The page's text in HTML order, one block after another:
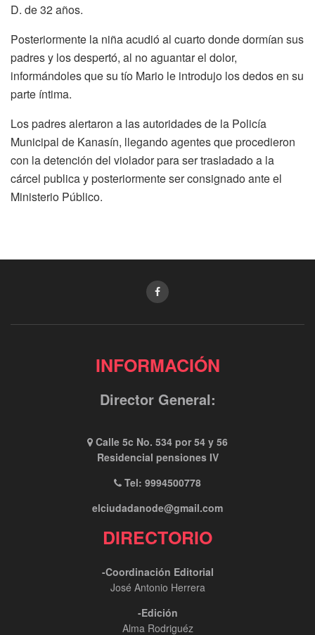
D. de 32 años.
Posteriormente la niña acudió al cuarto donde dormían sus
padres y los despertó, al no aguantar el dolor,
informándoles que su tío Mario le introdujo los dedos en su
parte íntima.
Los padres alertaron a las autoridades de la Policía
Municipal de Kanasín, llegando agentes que procedieron
con la detención del violador para ser trasladado a la
cárcel publica y posteriormente ser consignado ante el
Ministerio Público.
INFORMACIÓN
Director General:
Calle 5c No. 534 por 54 y 56
Residencial pensiones IV
Tel: 9994500778
elciudadanode@gmail.com
DIRECTORIO
-Coordinación Editorial
José Antonio Herrera
-Edición
Alma Rodriguéz